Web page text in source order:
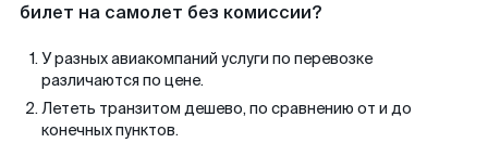
билет на самолет без комиссии?
У разных авиакомпаний услуги по перевозке
различаются по цене.
Лететь транзитом дешево, по сравнению от и до
конечных пунктов.